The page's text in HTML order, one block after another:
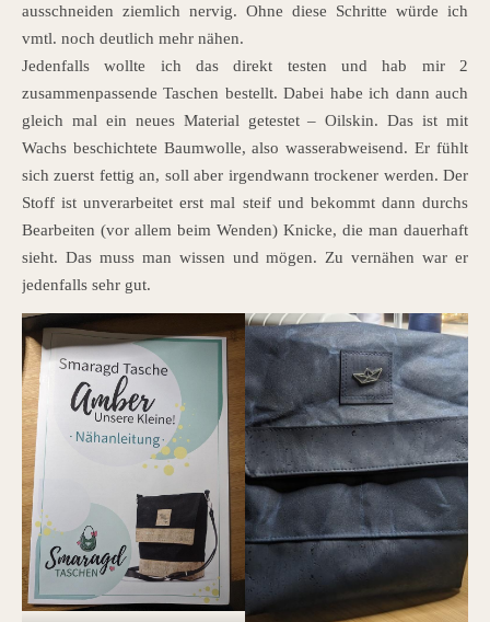
ausschneiden ziemlich nervig. Ohne diese Schritte würde ich
vmtl. noch deutlich mehr nähen.
Jedenfalls wollte ich das direkt testen und hab mir 2
zusammenpassende Taschen bestellt. Dabei habe ich dann auch
gleich mal ein neues Material getestet – Oilskin. Das ist mit
Wachs beschichtete Baumwolle, also wasserabweisend. Er fühlt
sich zuerst fettig an, soll aber irgendwann trockener werden. Der
Stoff ist unverarbeitet erst mal steif und bekommt dann durchs
Bearbeiten (vor allem beim Wenden) Knicke, die man dauerhaft
sieht. Das muss man wissen und mögen. Zu vernähen war er
jedenfalls sehr gut.